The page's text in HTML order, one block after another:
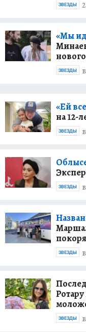
ЗВЕЗДЫ
«Мы
ЗВЕЗДЫ
«Ей
на 12-
ЗВЕЗДЫ
ЗВЕЗДЫ
ЗВЕЗДЫ
ЗВЕЗДЫ